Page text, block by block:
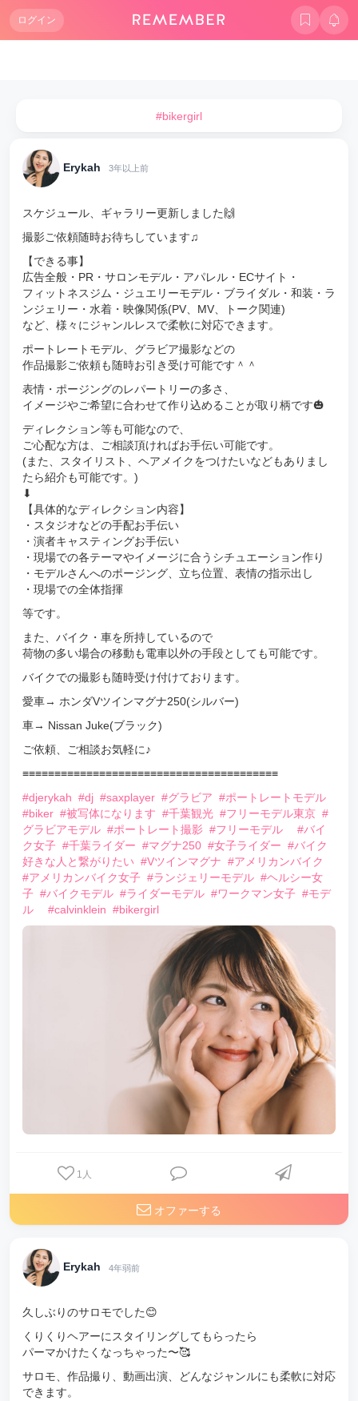
ログイン
#bikergirl
Erykah 3年以上前
スケジュール、ギャラリー更新しました🙌
撮影ご依頼随時お待ちしています♫
【できる事】
広告全般・PR・サロンモデル・アパレル・ECサイト・
フィットネスジム・ジュエリーモデル・ブライダル・和装・ラ
ンジェリー・水着・映像関係(PV、MV、トーク関連)
など、様々にジャンルレスで柔軟に対応できます。
ポートレートモデル、グラビア撮影などの
作品撮影ご依頼も随時お引き受け可能です＾＾
表情・ポージングのレパートリーの多さ、
イメージやご希望に合わせて作り込めることが取り柄です🎃
ディレクション等も可能なので、
ご心配な方は、ご相談頂ければお手伝い可能です。
(また、スタイリスト、ヘアメイクをつけたいなどもありまし
たら紹介も可能です。)
⬇︎
【具体的なディレクション内容】
・スタジオなどの手配お手伝い
・演者キャスティングお手伝い
・現場での各テーマやイメージに合うシチュエーション作り
・モデルさんへのポージング、立ち位置、表情の指示出し
・現場での全体指揮
等です。
また、バイク・車を所持しているので
荷物の多い場合の移動も電車以外の手段としても可能です。
バイクでの撮影も随時受け付けております。
愛車→ ホンダVツインマグナ250(シルバー)
車→ Nissan Juke(ブラック)
ご依頼、ご相談お気軽に♪
≡≡≡≡≡≡≡≡≡≡≡≡≡≡≡≡≡≡≡≡≡≡≡≡≡≡≡≡≡≡≡≡≡≡≡≡≡≡≡≡
#djerykah #dj #saxplayer #グラビア #ポートレートモデル
#biker #被写体になります #千葉観光 #フリーモデル東京 #
グラビアモデル #ポートレート撮影 #フリーモデル
#バイ
ク女子 #千葉ライダー #マグナ250 #女子ライダー #バイク
好きな人と繋がりたい #Vツインマグナ #アメリカンバイク
#アメリカンバイク女子 #ランジェリーモデル #ヘルシー女
子 #バイクモデル #ライダーモデル #ワークマン女子 #モデ
ル
#calvinklein #bikergirl
1 人
オファーする
Erykah 4年弱前
久しぶりのサロモでした😊
くりくりヘアーにスタイリングしてもらったら
パーマかけたくなっちゃった〜🥰
サロモ、作品撮り、動画出演、どんなジャンルにも柔軟に対応
できます。